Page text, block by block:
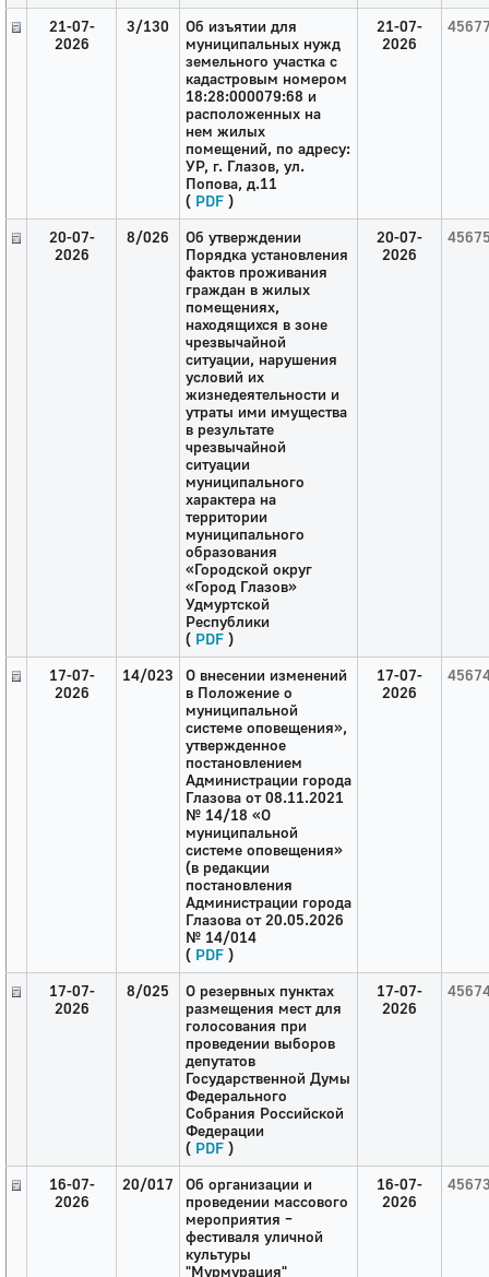
21-07-
2026
3/130
Об изъятии для
муниципальных нужд
земельного участка с
кадастровым номером
18:28:000079:68 и
расположенных на
нем жилых
помещений, по адресу:
УР, г. Глазов, ул.
Попова, д.11
( PDF )
21-07-
2026
20-07-
2026
8/026
Об утверждении
Порядка установления
фактов проживания
граждан в жилых
помещениях,
находящихся в зоне
чрезвычайной
ситуации, нарушения
условий их
жизнедеятельности и
утраты ими имущества
в результате
чрезвычайной
ситуации
муниципального
характера на
территории
муниципального
образования
«Городской округ
«Город Глазов»
Удмуртской
Республики
( PDF )
20-07-
2026
17-07-
2026
14/023
О внесении изменений
в Положение о
муниципальной
системе оповещения»,
утвержденное
постановлением
Администрации города
Глазова от 08.11.2021
№ 14/18 «О
муниципальной
системе оповещения»
(в редакции
постановления
Администрации города
Глазова от 20.05.2026
№ 14/014
( PDF )
17-07-
2026
17-07-
2026
8/025
О резервных пунктах
размещения мест для
голосования при
проведении выборов
депутатов
Государственной Думы
Федерального
Собрания Российской
Федерации
( PDF )
17-07-
2026
16-07-
2026
20/017
Об организации и
проведении массового
мероприятия –
фестиваля уличной
культуры
"Мурмурация"
16-07-
2026